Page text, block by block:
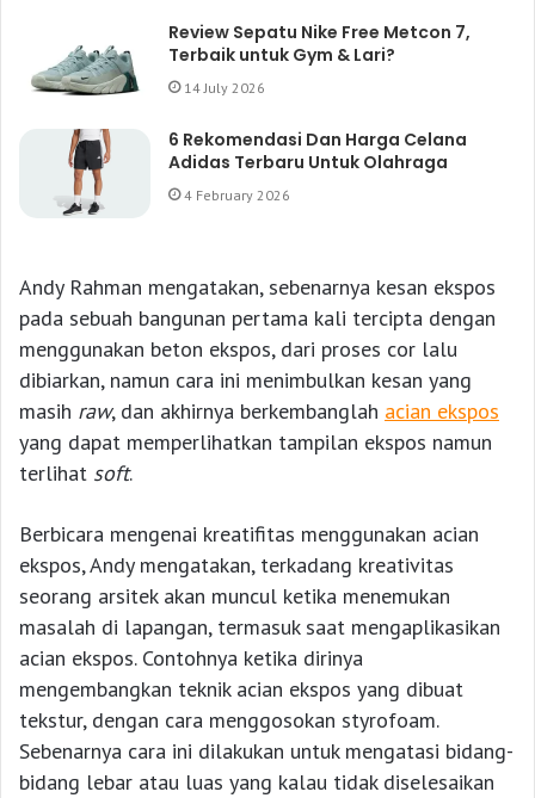
Review Sepatu Nike Free Metcon 7,
Terbaik untuk Gym & Lari?
14 July 2026
6 Rekomendasi Dan Harga Celana
Adidas Terbaru Untuk Olahraga
4 February 2026
Andy Rahman mengatakan, sebenarnya kesan ekspos
pada sebuah bangunan pertama kali tercipta dengan
menggunakan beton ekspos, dari proses cor lalu
dibiarkan, namun cara ini menimbulkan kesan yang
masih raw, dan akhirnya berkembanglah acian ekspos
yang dapat memperlihatkan tampilan ekspos namun
terlihat soft.
Berbicara mengenai kreatifitas menggunakan acian
ekspos, Andy mengatakan, terkadang kreativitas
seorang arsitek akan muncul ketika menemukan
masalah di lapangan, termasuk saat mengaplikasikan
acian ekspos. Contohnya ketika dirinya
mengembangkan teknik acian ekspos yang dibuat
tekstur, dengan cara menggosokan styrofoam.
Sebenarnya cara ini dilakukan untuk mengatasi bidang-
bidang lebar atau luas yang kalau tidak diselesaikan